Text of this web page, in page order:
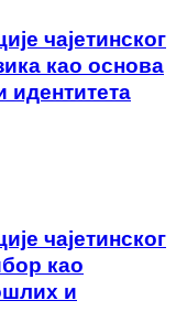
чајетинског
као основа
идентитета
чајетинског
као
и